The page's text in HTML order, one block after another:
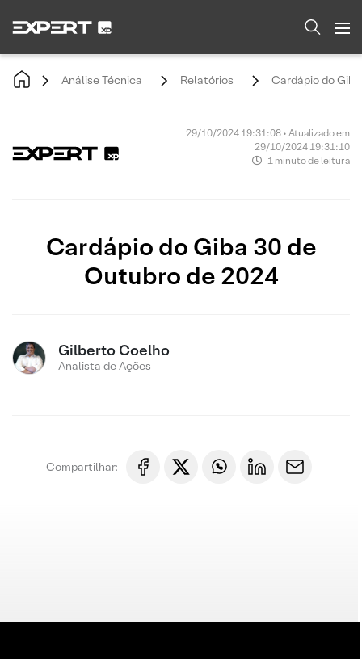
Análise Técnica Relatórios Cardápio do
29/10/2024 19:31:08 • Atualizado em
29/10/2024 19:31:10
1 minuto de leitura
Cardápio do Giba 30 de
Outubro de 2024
Gilberto Coelho
Analista de Ações
Compartilhar: